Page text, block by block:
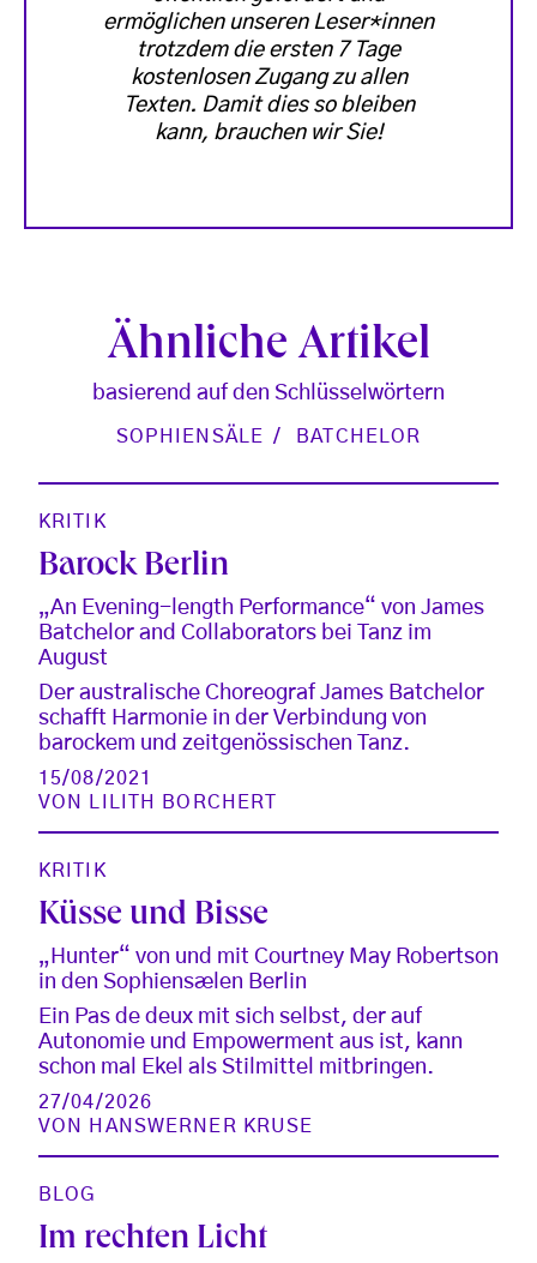
ermöglichen unseren Leser*innen
trotzdem die ersten 7 Tage
kostenlosen Zugang zu allen
Texten. Damit dies so bleiben
kann, brauchen wir Sie!
Ähnliche Artikel
basierend auf den Schlüsselwörtern
SOPHIENSÄLE BATCHELOR
KRITIK
Barock Berlin
„An Evening-length Performance“ von James
Batchelor and Collaborators bei Tanz im
August
Der australische Choreograf James Batchelor
schafft Harmonie in der Verbindung von
barockem und zeitgenössischen Tanz.
15/08/2021
VON
LILITH BORCHERT
KRITIK
Küsse und Bisse
„Hunter“ von und mit Courtney May Robertson
in den Sophiensælen Berlin
Ein Pas de deux mit sich selbst, der auf
Autonomie und Empowerment aus ist, kann
schon mal Ekel als Stilmittel mitbringen.
27/04/2026
VON
HANSWERNER KRUSE
BLOG
Im rechten Licht